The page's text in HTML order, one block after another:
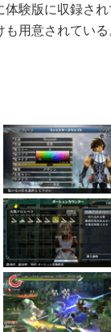
験版に収録され
も用意されてい